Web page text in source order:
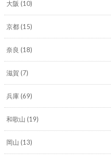
大阪 (10)
京都(15)
奈良 (18)
滋賀 (7)
兵庫(69)
和歌山 (19)
岡山 (13)